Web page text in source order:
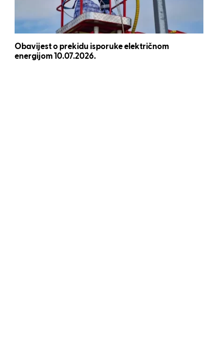
Obavijest o prekidu isporuke električnom
energijom 10.07.2026.